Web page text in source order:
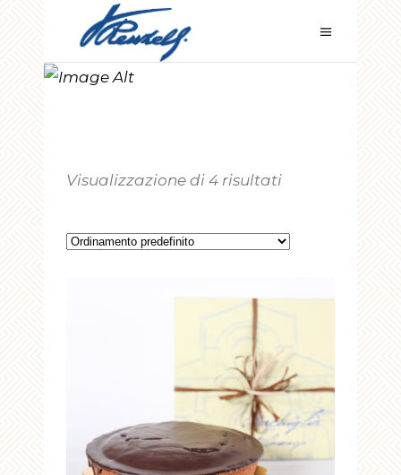
LE
SPECIALITÀ
Visualizzazione di 4 risultati
AGGIUNGI AL CARRELLO